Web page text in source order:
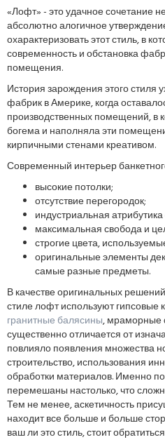
«Лофт» - это удачное сочетание
абсолютно алогичное
охарактеризовать этот стиль, в
современность и обстановка
помещения.
История зарождения этого стиля
фабрик в Америке, когда
производственных помещений, в
богема и наполняла эти
кирпичными стенами креативом.
Современный интерьер
высокие потолки;
отсутствие перегородок;
индустриальная атрибутика
максимальная свобода и
строгие цвета,
оригинальные элементы
самые разные предметы.
В качестве оригинальных
стиле лофт используют гипсовые
гранитные балясины, мраморные
существенно отличается от
повлияло появления множества
строительство, использования
обработки материалов. Именно
перемешаны настолько, что
Тем не менее, аскетичность
находит все больше и больше
ваш ли это стиль, стоит